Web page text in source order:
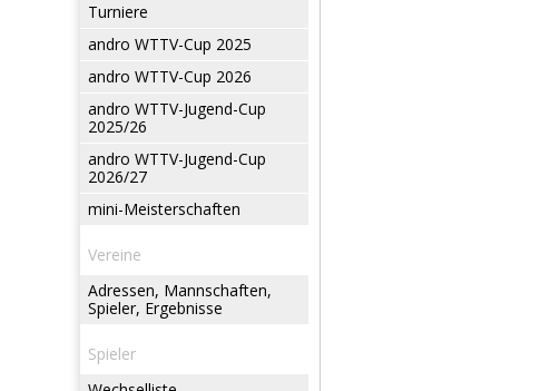
Turniere
andro WTTV-Cup 2025
andro WTTV-Cup 2026
andro WTTV-Jugend-Cup
2025/26
andro WTTV-Jugend-Cup
2026/27
mini-Meisterschaften
Vereine
Adressen, Mannschaften,
Spieler, Ergebnisse
Spieler